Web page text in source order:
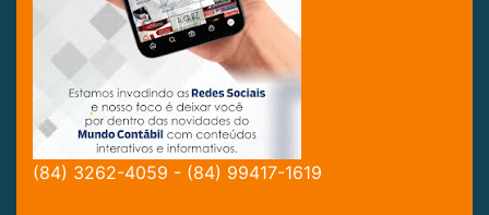
(84) 3262-4059 - (84) 99417-1619